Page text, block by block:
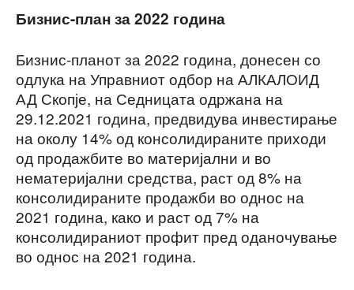
Бизнис-план за 2022 година
Бизнис-планот за 2022 година, донесен со
одлука на Управниот одбор на АЛКАЛОИД
АД Скопје, на Седницата одржана на
29.12.2021 година, предвидува инвестирање
на околу 14% од консолидираните приходи
од продажбите во материјални и во
нематеријални средства, раст од 8% на
консолидираните продажби во однос на
2021 година, како и раст од 7% на
консолидираниот профит пред оданочување
во однос на 2021 година.